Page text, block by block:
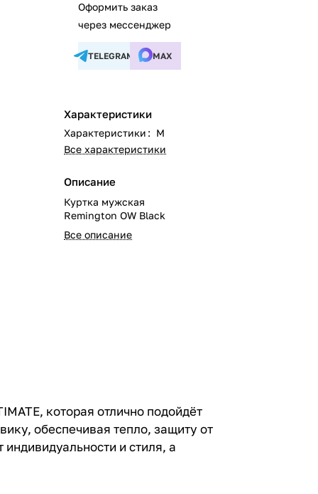
Оформить заказ
через мессенджер
TELEGRAM MAX
Характеристики
Характеристики : M
Все характеристики
Описание
Куртка мужская
Remington OW Black
Все описание
которая отлично подойдёт
обеспечивая тепло, защиту от
и стиля, а